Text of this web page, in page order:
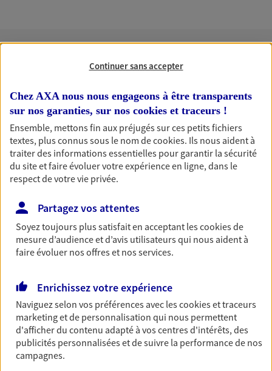
Nos expertises
Accompagner vos projets de
vie
Achat immobilier, installation, départ à la retraite…
Autant de moments de vie qui nécessitent des solutions
d'assurance et d'épargne. Recevez un conseil d'expert
cohérent avec vos besoins
Optimiser votre fiscalité
trouvons des solutions : assurance retraite, assurance
vie, placements…
Optimiser la gestion de votre
patrimoine
Continuer sans accepter
Chez AXA nous nous engageons à être transparents
sur nos garanties, sur nos cookies et traceurs !
Ensemble, mettons fin aux préjugés sur ces petits fichiers
textes, plus connus sous le nom decookies. Ils nous aident à
traiter des informations essentielles pour garantir la sécurité
du site et faire évoluer votre expérience en ligne, dans le
respect de votre vie privée.
Partagez vos attentes
Soyez toujours plus satisfait en acceptant lescookiesde
mesure d’audience et d’avis utilisateurs qui nous aident à
faire évoluer nos offres et nos services.
Enrichissez votre expérience
Naviguez selon vos préférences avec lescookies et traceurs
marketing et de personnalisation qui nous permettent
d'afficher du contenu adapté à vos centres d'intérêts, des
publicités personnalisées et de suivre la performance de nos
campagnes.